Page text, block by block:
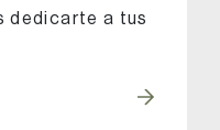
dedicarte a tus